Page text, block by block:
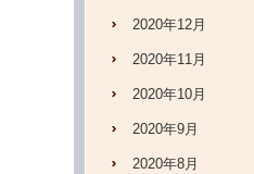
2020年12月
2020年11月
2020年10月
2020年9月
2020年8月